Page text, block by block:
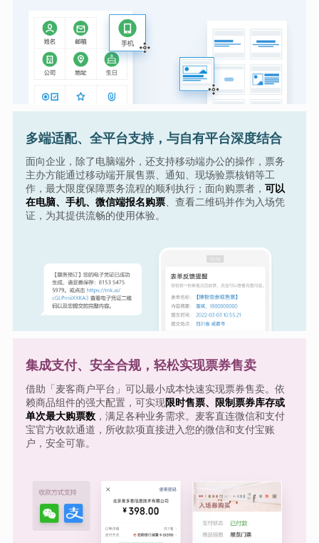
多端适配、全平台支持，与自有平台深度结合
面向企业，除了电脑端外，还支持移动端办公的操作，票务
主办方能通过移动端开展售票、通知、现场验票核销等工
作，最大限度保障票务流程的顺利执行；面向购票者， 可以
在电脑、手机、微信端报名购票、查看二维码并作为入场凭
证，为其提供流畅的使用体验。
集成支付、安全合规，轻松实现票券售卖
借助「麦客商户平台」可以最小成本快速实现票券售卖。依
赖商品组件的强大配置，可实现限时售票、限制票券库存或
单次最大购票数，满足各种业务需求。麦客直连微信和支付
宝官方收款通道，所收款项直接进入您的微信和支付宝账
户，安全可靠。